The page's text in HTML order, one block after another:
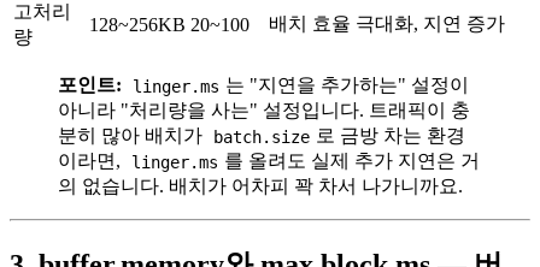
고처리
량
128~256KB 20~100 배치 효율 극대화, 지연 증가
포인트: linger.ms 는 "지연을 추가하는" 설정이
아니라 "처리량을 사는" 설정입니다. 트래픽이 충
분히 많아 배치가
batch.size 로 금방 차는 환경
이라면,
linger.ms 를 올려도 실제 추가 지연은 거
의 없습니다. 배치가 어차피 꽉 차서 나가니까요.